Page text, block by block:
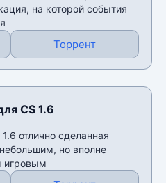
на которой события
Торрент
CS 1.6
отлично сделанная
но вполне
игровым